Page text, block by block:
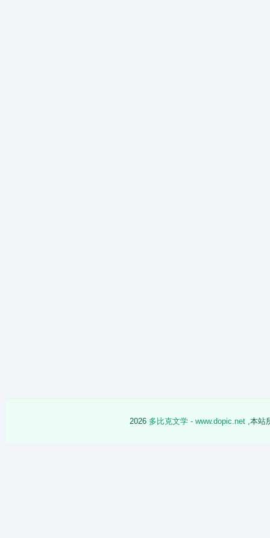
2026 多比克文学 - www.dopic.net ,本站